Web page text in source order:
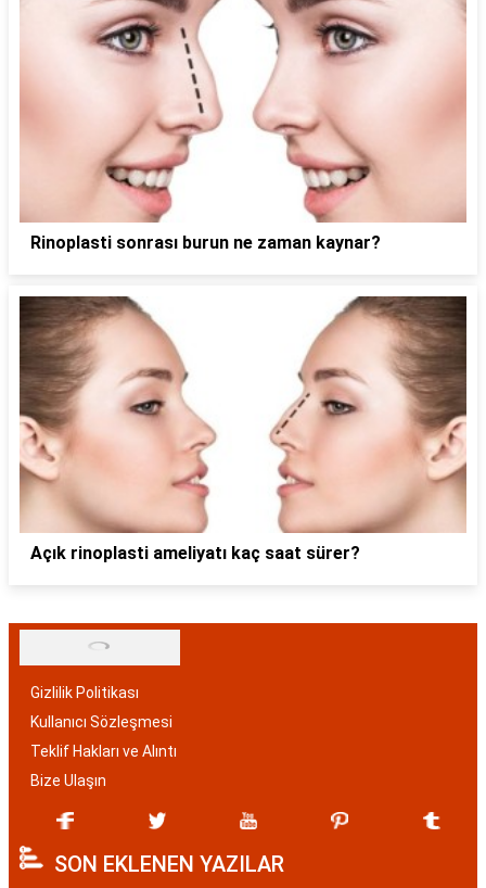
Rinoplasti sonrası burun ne zaman kaynar?
Açık rinoplasti ameliyatı kaç saat sürer?
Gizlilik Politikası
Kullanıcı Sözleşmesi
Teklif Hakları ve Alıntı
Bize Ulaşın
SON EKLENEN YAZILAR